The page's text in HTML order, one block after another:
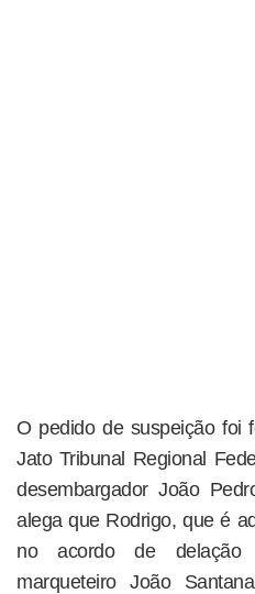
O pedido de suspeição foi
Jato Tribunal Regional
desembargador João
alega que Rodrigo, que é
no acordo de delação
marqueteiro João